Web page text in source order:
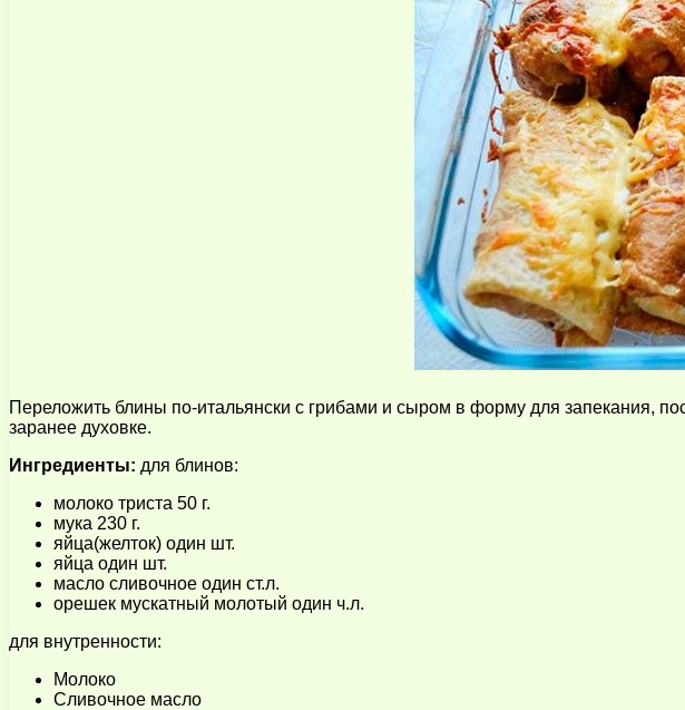
Переложить блины по-итальянски с грибами и сыром в форму для запекания,
заранее духовке.
Ингредиенты: для блинов:
молоко триста 50 г.
мука 230 г.
яйца(желток) один шт.
яйца один шт.
масло сливочное один ст.л.
орешек мускатный молотый один ч.л.
для внутренности:
Молоко
Сливочное масло